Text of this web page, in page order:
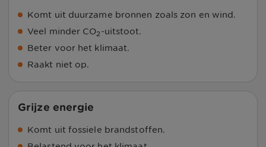
Komt uit duurzame bronnen zoals zon en wind.
Veel minder CO2 -uitstoot.
Beter voor het klimaat.
Raakt niet op.
Grijze energie
Komt uit fossiele brandstoffen.